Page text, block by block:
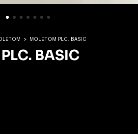
> MOLETOM PLC. BASIC
BASIC